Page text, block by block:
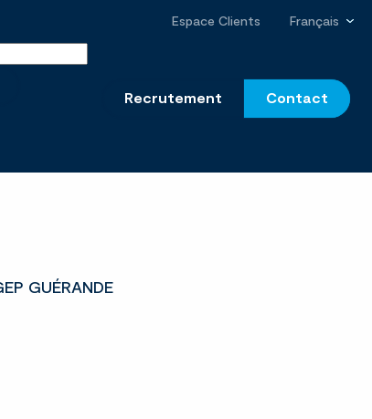
Espace Clients Français
Recrutement Contact